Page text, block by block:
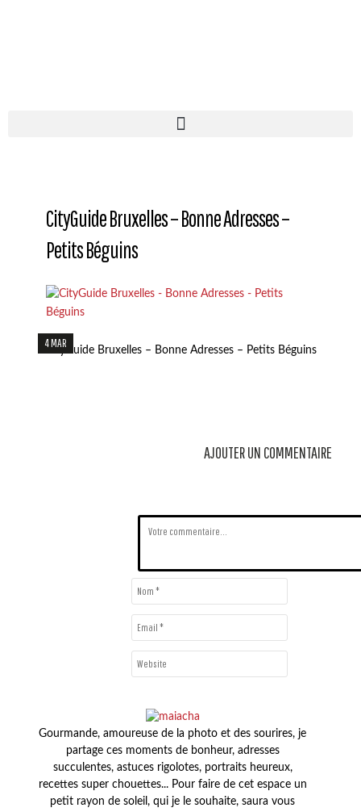
CityGuide Bruxelles – Bonne Adresses –
Petits Béguins
4 MAR
CityGuide Bruxelles – Bonne Adresses – Petits Béguins
AJOUTER UN COMMENTAIRE
Gourmande, amoureuse de la photo et des sourires, je
partage ces moments de bonheur, adresses
succulentes, astuces rigolotes, portraits heureux,
recettes super chouettes... Pour faire de cet espace un
petit rayon de soleil, qui je le souhaite, saura vous